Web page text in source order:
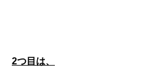
2つ目は、